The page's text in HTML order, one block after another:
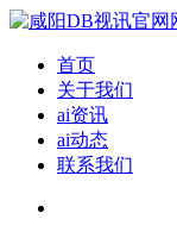
首页
关于我们
ai资讯
ai动态
联系我们